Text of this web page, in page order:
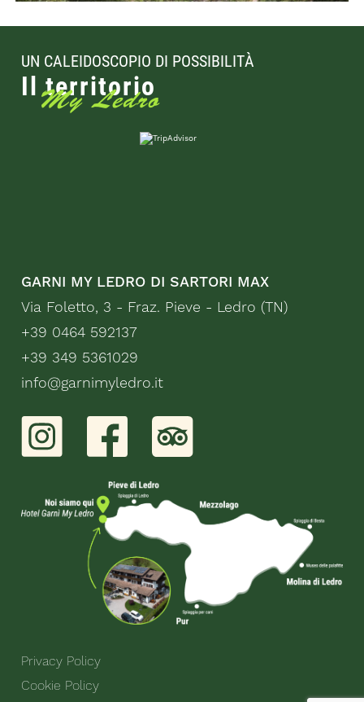
UN CALEIDOSCOPIO DI POSSIBILITÀ
Il territorio
My Ledro
GARNI MY LEDRO DI SARTORI MAX
Via Foletto, 3 - Fraz. Pieve - Ledro (TN)
+39 0464 592137
+39 349 5361029
info@garnimyledro.it
Privacy Policy
Cookie Policy